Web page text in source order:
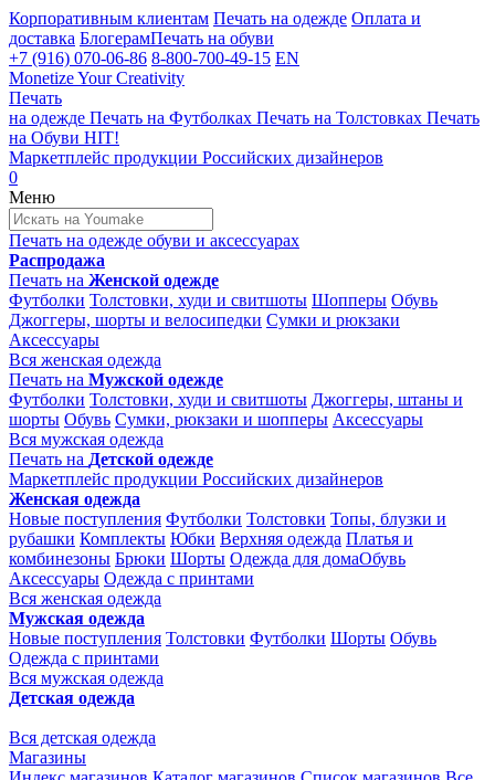
Корпоративным клиентам Печать на одежде Оплата и
доставка БлогерамПечать на обуви
+7 (916) 070-06-86 8-800-700-49-15 EN
Monetize Your Creativity
Печать
на одежде Печать на Футболках Печать на Толстовках Печать
на Обуви HIT!
Маркетплейс продукции Российских дизайнеров
0
Меню
Печать на одежде обуви и аксессуарах
Распродажа
Печать на Женской одежде
Футболки Толстовки, худи и свитшоты Шопперы Обувь
Джоггеры, шорты и велосипедки Сумки и рюкзаки
Аксессуары
Вся женская одежда
Печать на Мужской одежде
Футболки Толстовки, худи и свитшоты Джоггеры, штаны и
шорты Обувь Сумки, рюкзаки и шопперы Аксессуары
Вся мужская одежда
Печать на Детской одежде
Маркетплейс продукции Российских дизайнеров
Женская одежда
Новые поступления Футболки Толстовки Топы, блузки и
рубашки Комплекты Юбки Верхняя одежда Платья и
комбинезоны Брюки Шорты Одежда для домаОбувь
Аксессуары Одежда с принтами
Вся женская одежда
Мужская одежда
Новые поступления Толстовки Футболки Шорты Обувь
Одежда с принтами
Вся мужская одежда
Детская одежда
Вся детская одежда
Магазины